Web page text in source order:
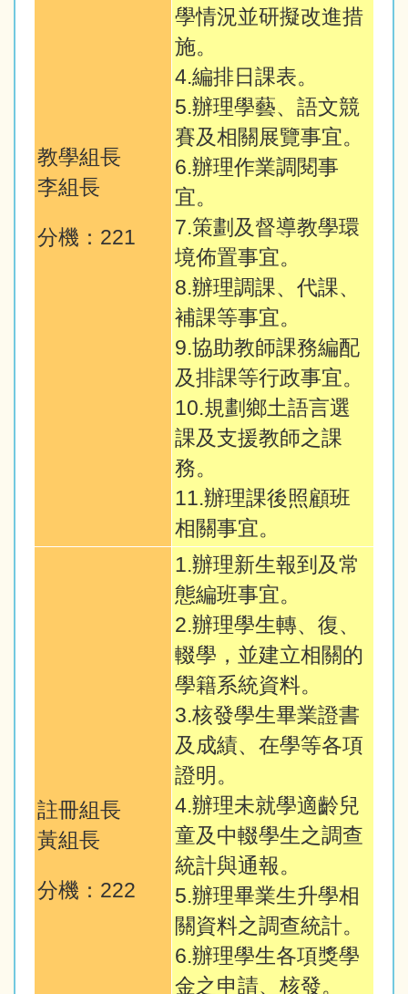
教學組長
李組長
分機：221
學情況並研擬改進措
施。
4.編排日課表。
5.辦理學藝、語文競
賽及相關展覽事宜。
6.辦理作業調閱事
宜。
7.策劃及督導教學環
境佈置事宜。
8.辦理調課、代課、
補課等事宜。
9.協助教師課務編配
及排課等行政事宜。
10.規劃鄉土語言選
課及支援教師之課
務。
11.辦理課後照顧班
相關事宜。
註冊組長
黃組長
分機：222
1.辦理新生報到及常
態編班事宜。
2.辦理學生轉、復、
輟學，並建立相關的
學籍系統資料。
3.核發學生畢業證書
及成績、在學等各項
證明。
4.辦理未就學適齡兒
童及中輟學生之調查
統計與通報。
5.辦理畢業生升學相
關資料之調查統計。
6.辦理學生各項獎學
金之申請、核發。